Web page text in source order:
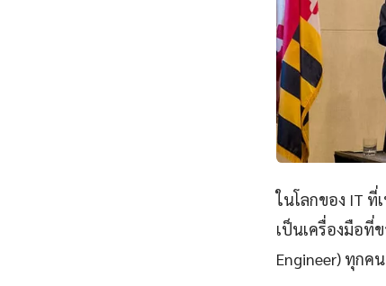
ในโลกของ IT ที่
เป็นเครื่องมือที่ข
Engineer) ทุกคน